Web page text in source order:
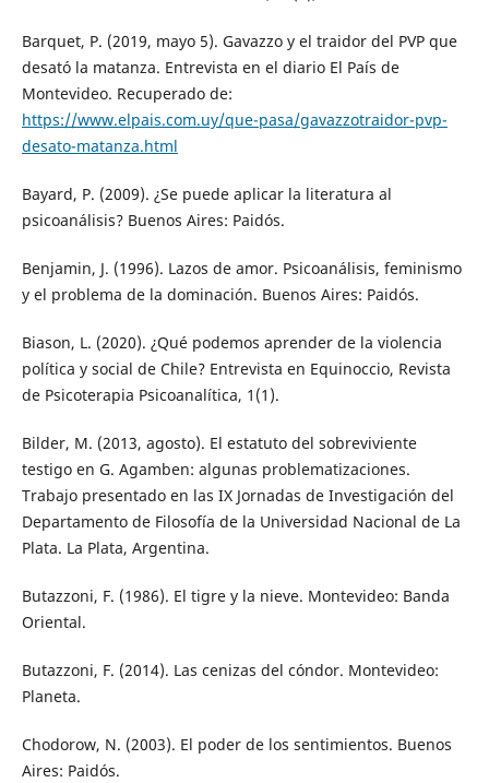
Barquet, P. (2019, mayo 5). Gavazzo y el traidor del PVP que
desató la matanza. Entrevista en el diario El País de
Montevideo. Recuperado de:
https://www.elpais.com.uy/que-pasa/gavazzotraidor-pvp-
desato-matanza.html
Bayard, P. (2009). ¿Se puede aplicar la literatura al
psicoanálisis? Buenos Aires: Paidós.
Benjamin, J. (1996). Lazos de amor. Psicoanálisis, feminismo
y el problema de la dominación. Buenos Aires: Paidós.
Biason, L. (2020). ¿Qué podemos aprender de la violencia
política y social de Chile? Entrevista en Equinoccio, Revista
de Psicoterapia Psicoanalítica, 1(1).
Bilder, M. (2013, agosto). El estatuto del sobreviviente
testigo en G. Agamben: algunas problematizaciones.
Trabajo presentado en las IX Jornadas de Investigación del
Departamento de Filosofía de la Universidad Nacional de La
Plata. La Plata, Argentina.
Butazzoni, F. (1986). El tigre y la nieve. Montevideo: Banda
Oriental.
Butazzoni, F. (2014). Las cenizas del cóndor. Montevideo:
Planeta.
Chodorow, N. (2003). El poder de los sentimientos. Buenos
Aires: Paidós.